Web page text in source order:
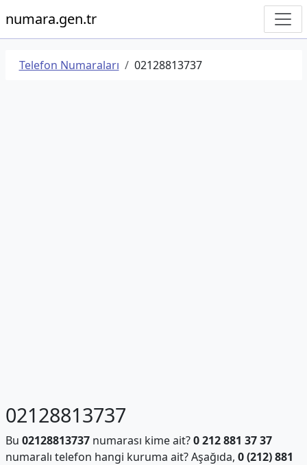
numara.gen.tr
Telefon Numaraları 02128813737
02128813737
Bu 02128813737numarası kime ait?0 212 881 37 37
numaralı telefon hangi kuruma ait? Aşağıda, 0 (212) 881